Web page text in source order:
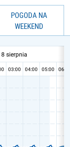
POGODA NA
WEEKEND